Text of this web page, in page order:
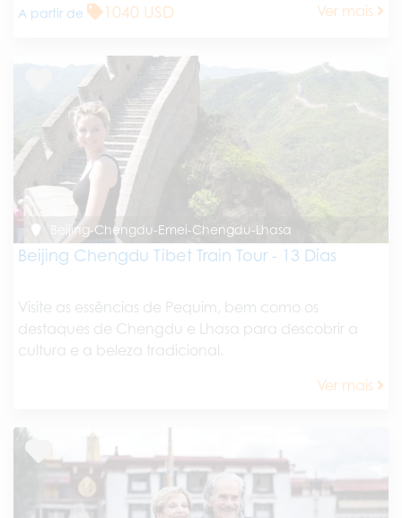
A partir de 1040 USD Ver mais
Beijing-Chengdu-Emei-Chengdu-Lhasa
Beijing Chengdu Tibet Train Tour - 13 Dias
Visite as essências de Pequim, bem como os
destaques de Chengdu e Lhasa para descobrir a
cultura e a beleza tradicional.
Ver mais